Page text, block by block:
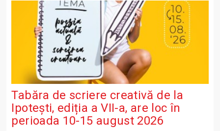
Tabăra de scriere creativă de la
Ipotești, ediția a VII-a, are loc în
perioada 10-15 august 2026